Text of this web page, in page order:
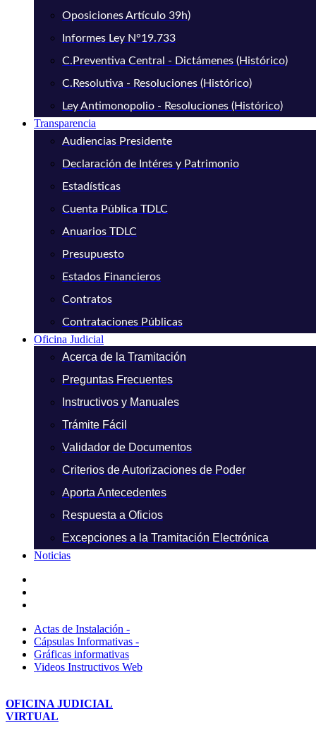
Oposiciones Artículo 39h)
Informes Ley N°19.733
C.Preventiva Central - Dictámenes (Histórico)
C.Resolutiva - Resoluciones (Histórico)
Ley Antimonopolio - Resoluciones (Histórico)
Transparencia
Audiencias Presidente
Declaración de Intéres y Patrimonio
Estadísticas
Cuenta Pública TDLC
Anuarios TDLC
Presupuesto
Estados Financieros
Contratos
Contrataciones Públicas
Oficina Judicial
Acerca de la Tramitación
Preguntas Frecuentes
Instructivos y Manuales
Trámite Fácil
Validador de Documentos
Criterios de Autorizaciones de Poder
Aporta Antecedentes
Respuesta a Oficios
Excepciones a la Tramitación Electrónica
Noticias
Actas de Instalación -
Cápsulas Informativas -
Gráficas informativas
Videos Instructivos Web
OFICINA JUDICIAL
VIRTUAL